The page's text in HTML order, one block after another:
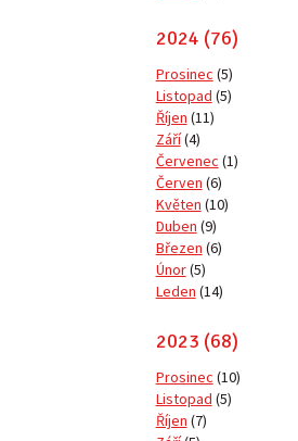
2024 (76)
Prosinec (5)
Listopad (5)
Říjen (11)
Září(4)
Červenec (1)
Červen (6)
Květen (10)
Duben (9)
Březen (6)
Únor(5)
Leden (14)
2023 (68)
Prosinec (10)
Listopad (5)
Říjen (7)